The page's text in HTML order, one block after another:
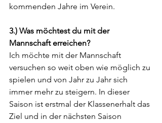
kommenden Jahre im Verein.
3.) Was möchtest du mit der
Mannschaft erreichen?
Ich möchte mit der Mannschaft
versuchen so weit oben wie möglich zu
spielen und von Jahr zu Jahr sich
immer mehr zu steigern. In dieser
Saison ist erstmal der Klassenerhalt das
Ziel und in der nächsten Saison